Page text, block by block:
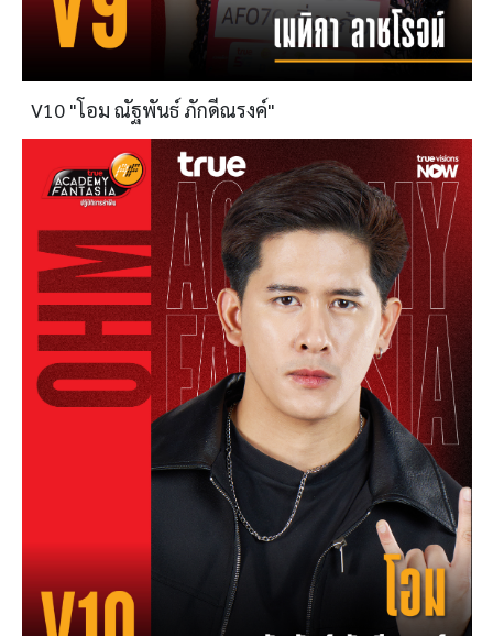
V10 "โอม ณัฐพันธ์ ภักดีณรงค์"